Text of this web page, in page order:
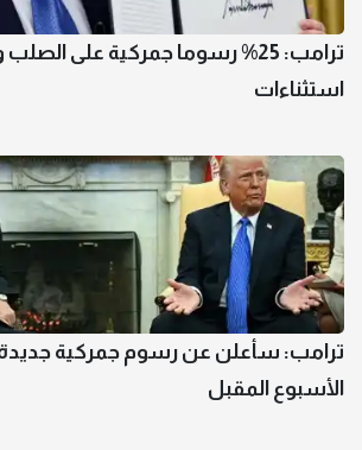
ترامب: 25% رسوما جمركية على
استثناءات
ترامب: سأعلن عن رسوم جمركية
الأسبوع المقبل